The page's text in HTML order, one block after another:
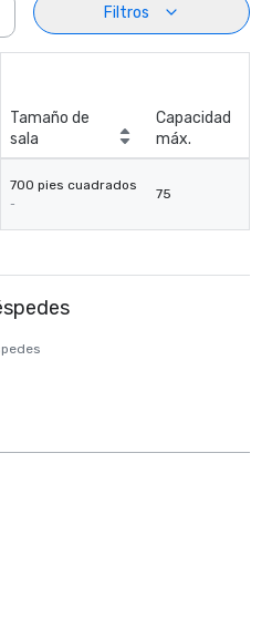
Filtros
Tamaño de
sala
Capacidad
máx.
700 pies cuadrados
-
75